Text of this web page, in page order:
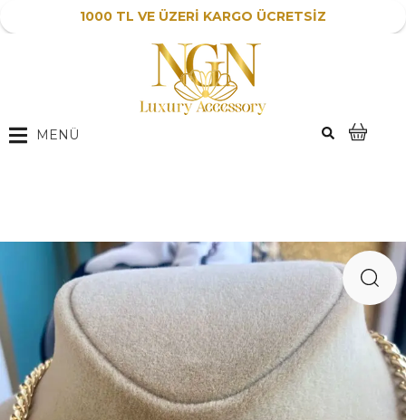
1000 TL VE ÜZERİ KARGO ÜCRETSİZ
MENÜ